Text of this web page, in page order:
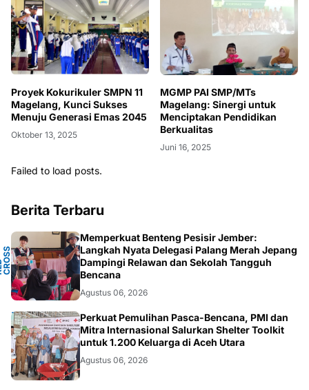
Proyek Kokurikuler SMPN 11
Magelang, Kunci Sukses
Menuju Generasi Emas 2045
Oktober 13, 2025
MGMP PAI SMP/MTs
Magelang: Sinergi untuk
Menciptakan Pendidikan
Berkualitas
Juni 16, 2025
Failed to load posts.
Berita Terbaru
N
S
TY
Memperkuat Benteng Pesisir Jember:
Langkah Nyata Delegasi Palang Merah Jepang
Dampingi Relawan dan Sekolah Tangguh
Bencana
Agustus 06, 2026
ACEH
Perkuat Pemulihan Pasca-Bencana, PMI dan
Mitra Internasional Salurkan Shelter Toolkit
untuk 1.200 Keluarga di Aceh Utara
Agustus 06, 2026